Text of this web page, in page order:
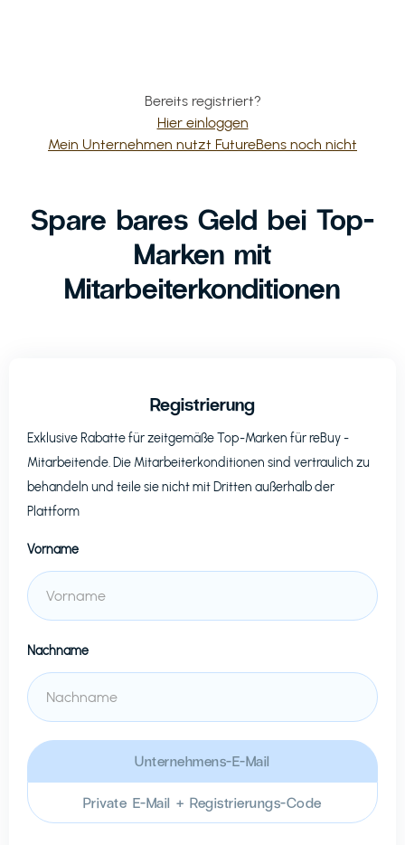
Bereits registriert?
Hier einloggen
Mein Unternehmen nutzt FutureBens noch nicht
Spare bares Geld bei Top-
Marken mit
Mitarbeiterkonditionen
Registrierung
Exklusive Rabatte für zeitgemäße Top-Marken fürreBuy-
Mitarbeitende. Die Mitarbeiterkonditionen sind vertraulich zu
behandeln und teile sie nicht mit Dritten außerhalb der
Plattform
Vorname
Nachname
Unternehmens-E-Mail
Private E-Mail + Registrierungs-Code